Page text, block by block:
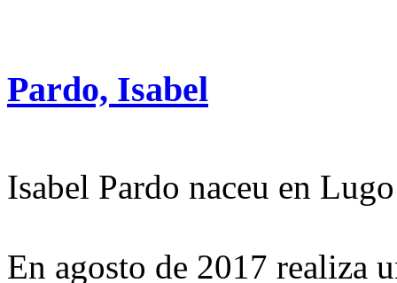
Pardo, Isabel
Isabel Pardo naceu en
En agosto de 2017 realiza